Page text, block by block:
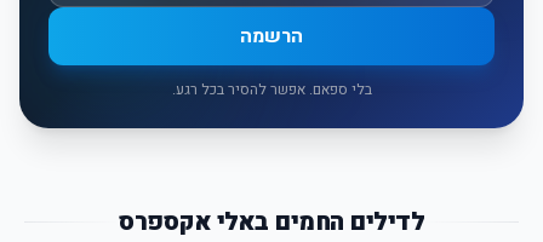
הרשמה
בלי ספאם. אפשר להסיר בכל רגע.
לדילים החמים באלי אקספרס